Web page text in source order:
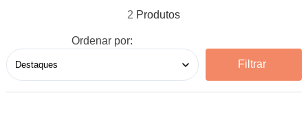
2
Ordenar por:
Filtrar